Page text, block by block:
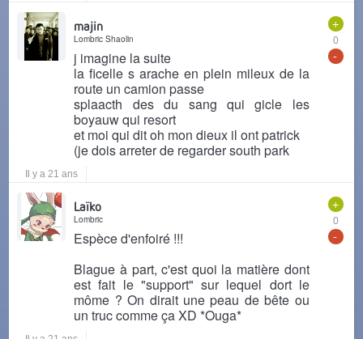
+
0
-
majin
Lombric Shaolin
j imagine la suite
la ficelle s arache en plein mileux de la
route un camion passe
splaacth des du sang qui gicle les
boyauw qui resort
et moi qui dit oh mon dieux il ont patrick
(je dois arreter de regarder south park
Il y a 21 ans
+
0
-
Laïko
Lombric
Espèce d'enfoiré !!!
Blague à part, c'est quoi la matière dont
est fait le "support" sur lequel dort le
môme ? On dirait une peau de bête ou
un truc comme ça XD *Ouga*